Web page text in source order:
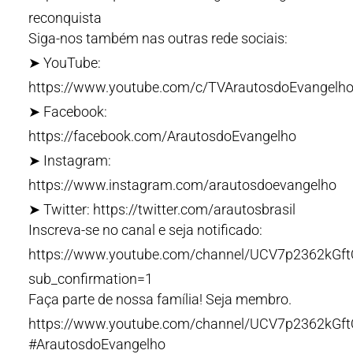
reconquista
Siga-nos também nas outras rede sociais:
➤ YouTube:
https://www.youtube.com/c/
➤ Facebook:
https://facebook.com/ArautosdoEvangelho
➤ Instagram:
https://www.instagram.com/arautosdoevangelho
➤ Twitter: https://twitter.com/arautosbrasil
Inscreva-se no canal e seja notificado:
https://www.youtube.com/channel/
sub_confirmation=1
Faça parte de nossa família! Seja membro.
https://www.youtube.com/channel/
#ArautosdoEvangelho